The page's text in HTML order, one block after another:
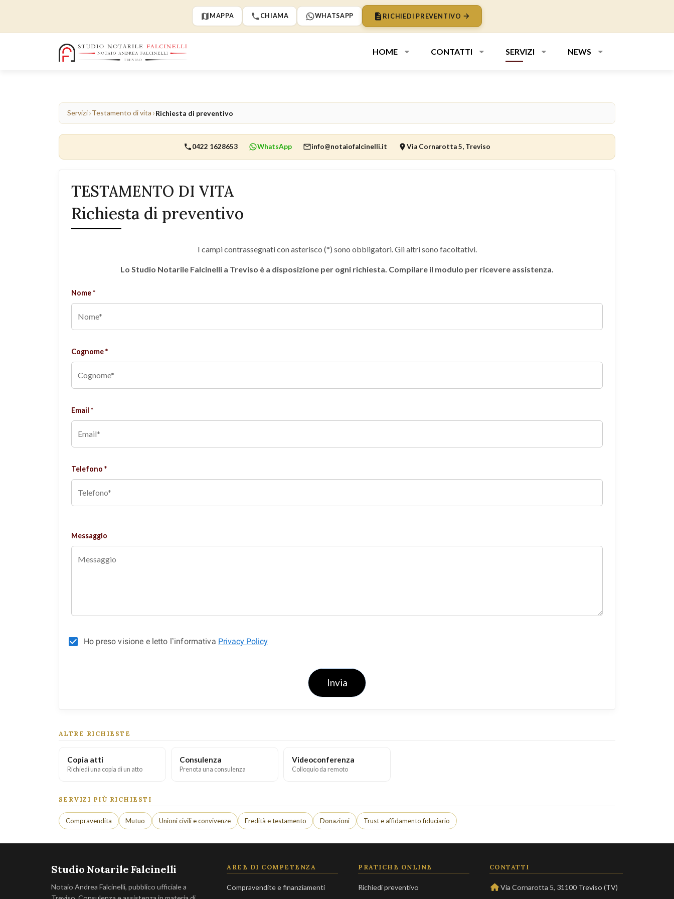
MAPPA CHIAMA WHATSAPP RICHIEDI PREVENTIVO
HOME CONTATTI SERVIZI NEWS
Servizi›Testamento di vita ›Richiesta di preventivo
0422 1628653 WhatsApp info@notaiofalcinelli.it Via Cornarotta 5, Treviso
TESTAMENTO DI VITA
Richiesta di preventivo
I campi contrassegnati con asterisco (*) sono obbligatori. Gli altri sono facoltativi.
Lo Studio Notarile Falcinelli a Treviso è a disposizione per ogni richiesta. Compilare il modulo per ricevere assistenza.
Nome *
Cognome *
Email *
Telefono *
Messaggio
Ho preso visione e letto l’informativa Privacy Policy
Invia
ALTRE RICHIESTE
Copia atti
Richiedi una copia di un atto
Consulenza
Prenota una consulenza
Videoconferenza
Colloquio da remoto
SERVIZI PIÙ RICHIESTI
Compravendita Mutuo Unioni civili e convivenze Eredità e testamento Donazioni Trust e affidamento fiduciario
Studio Notarile Falcinelli
Notaio Andrea Falcinelli, pubblico ufficiale a
AREE DI COMPETENZA
Compravendite e finanziamenti
PRATICHE ONLINE
Richiedi preventivo
CONTATTI
Via Cornarotta 5, 31100 Treviso (TV)